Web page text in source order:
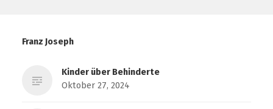
Franz Joseph
Kinder über Behinderte
Oktober 27, 2024